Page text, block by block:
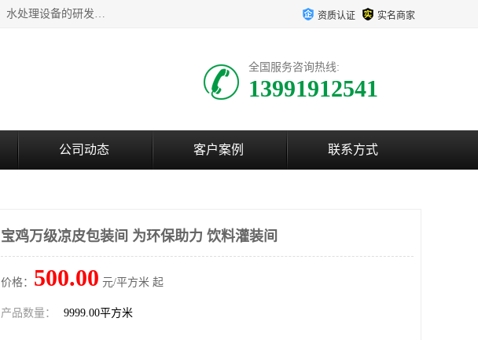
西安超润环境科技有限公司一般经营项目：净化设备、厨房设备、五金机电设备、不锈钢制品、彩钢夹心板、水处理设备的研发、销售；空气净化设备、办公设备、通风设备、建筑材料、金属材料的销售；净化工程、钢结构工程、机电设备工程的设计与施工及技术咨询服务；货物及技术的进出口的业务经营。 资质认证 实名商家
全国服务咨询热线:
13991912541
公司动态 客户案例 联系方式
宝鸡万级凉皮包装间 为环保助力 饮料灌装间
价格： 500.00 元/平方米 起
产品数量： 9999.00平方米